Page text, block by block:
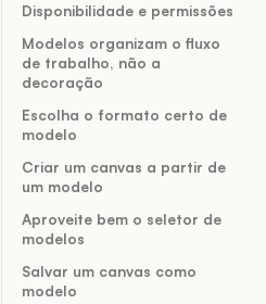
Disponibilidade e permissões
Modelos organizam o fluxo
de trabalho, não a
decoração
Escolha o formato certo de
modelo
Criar um canvas a partir de
um modelo
Aproveite bem o seletor de
modelos
Salvar um canvas como
modelo